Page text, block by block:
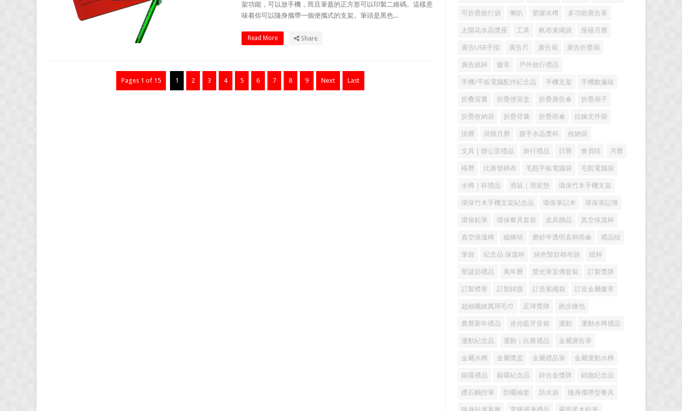
架功能，可以放手機，而且筆蓋的正方形可以印製二維碼。這樣意
味着你可以隨身攜帶一個便攜式的支架。筆頭是黑色...
Read More Share
Pages 1 of 15 1 2 3 4 5 6 7 8 9 Next Last
可折疊旅行袋 喇叭 塑膠水樽 多功能廣告筆
太陽花水晶獎座 工具 帆布束繩袋 座檯月曆
廣告USB手指 廣告尺 廣告扇 廣告折疊扇
廣告紙杯 徽章 戶外旅行禮品
手機/平板電腦配件紀念品 手機支架 手機數據線
折叠背囊 折疊便當盒 折疊廣告傘 折疊扇子
折疊收納袋 折疊背囊 折疊雨傘 拉鍊文件袋
掛曆 掛牆月曆 握手水晶獎杯 收納袋
文具 | 辦公室禮品 旅行禮品 日曆 會員咭 月曆
檯曆 比賽號碼布 毛氈平板電腦袋 毛氈電腦袋
水樽｜杯禮品 滑鼠｜滑鼠墊 環保竹木手機支架
環保竹木手機支架紀念品 環保筆記本 環保筆記簿
環保鉛筆 環保餐具套裝 皮具贈品 真空保溫杯
真空保溫樽 磁條咭 磨砂半透明直柄雨傘 禮品咭
筆袋 紀念品 保溫杯 純色豎款棉布袋 紙杯
聖誕節禮品 萬年曆 螢光筆宣傳套裝 訂製獎牌
訂製襟章 訂製錦旗 訂造索繩袋 訂造金屬徽章
超細纖維萬用毛巾 足球獎牌 跑步腰包
農曆新年禮品 迷你藍牙音箱 運動 運動水樽禮品
運動紀念品 運動｜比賽禮品 金屬廣告筆
金屬水樽 金屬獎盃 金屬禮品筆 金屬運動水樽
銀碟禮品 銀碟紀念品 鋅合金獎牌 錦旗紀念品
鑽石觸控筆 防曬袖套 防水袋 隨身攜帶型餐具